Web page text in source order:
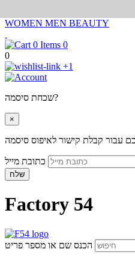
WOMEN MEN BEAUTY
0
0
+1
שכחת סיסמה?
×
עבור קבלת קישור לאיפוס סיסמה
שלח
Factory 54
הכנס שם או מספר פריט